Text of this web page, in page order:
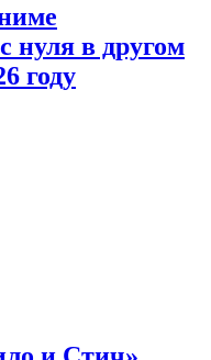
нуля в другом
году